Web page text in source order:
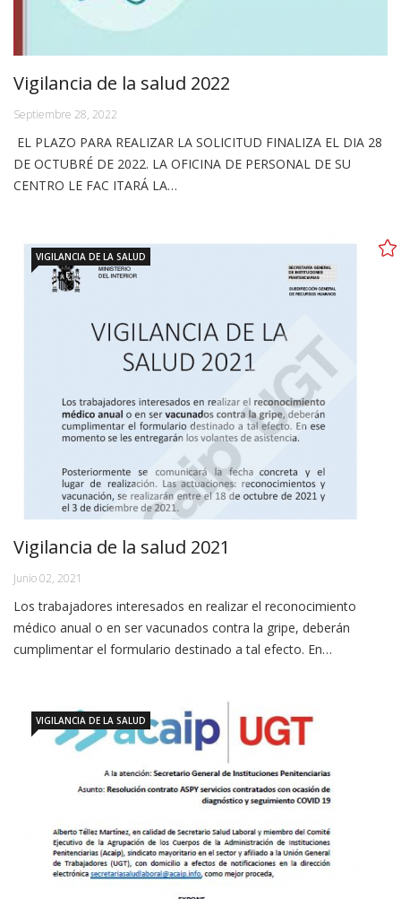
Vigilancia de la salud 2022
Septiembre 28, 2022
EL PLAZO PARA REALIZAR LA SOLICITUD FINALIZA EL DIA 28
DE OCTUBRÉ DE 2022. LA OFICINA DE PERSONAL DE SU
CENTRO LE FAC ITARÁ LA…
VIGILANCIA DE LA SALUD
Vigilancia de la salud 2021
Junio 02, 2021
Los trabajadores interesados en realizar el reconocimiento
médico anual o en ser vacunados contra la gripe, deberán
cumplimentar el formulario destinado a tal efecto. En…
VIGILANCIA DE LA SALUD